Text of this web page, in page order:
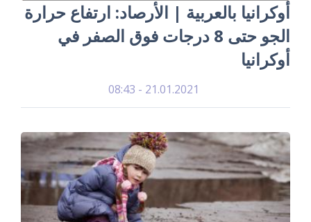
أوكرانيا بالعربية | الأرصاد: ارتفاع حرارة
الجو حتى 8 درجات فوق الصفر في
أوكرانيا
21.01.2021 - 08:43